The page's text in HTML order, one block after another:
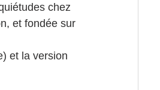
chez
et fondée sur
et la version